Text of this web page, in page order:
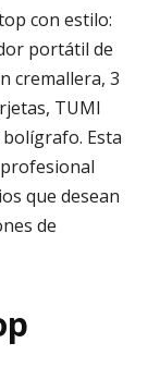
con estilo:
portátil de
cremallera, 3
TUMI
Esta
que desean
de